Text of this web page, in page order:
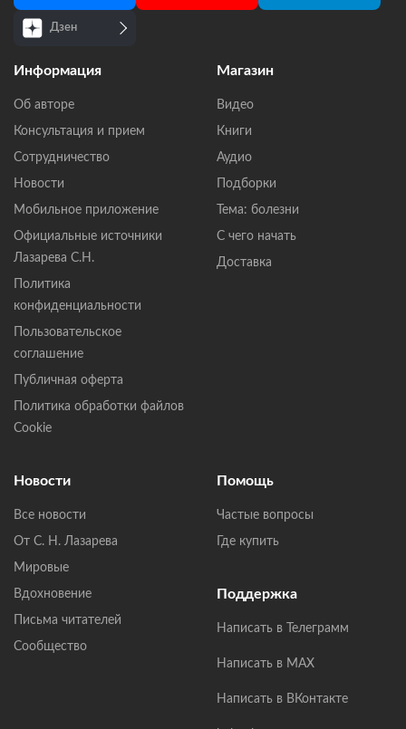
Дзен
Информация
Об авторе
Консультация и прием
Сотрудничество
Новости
Мобильное приложение
Официальные источники
Лазарева С.Н.
Политика
конфиденциальности
Пользовательское
соглашение
Публичная оферта
Политика обработки файлов
Cookie
Магазин
Видео
Книги
Аудио
Подборки
Тема: болезни
С чего начать
Доставка
Новости
Все новости
От С. Н. Лазарева
Мировые
Вдохновение
Письма читателей
Сообщество
Помощь
Частые вопросы
Где купить
Поддержка
Написать в Телеграмм
Написать в MAX
Написать в ВКонтакте